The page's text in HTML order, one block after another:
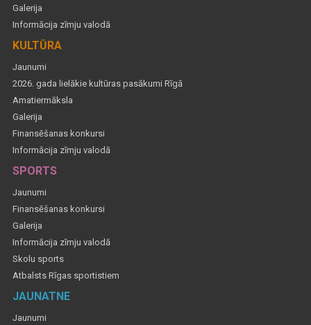
Galerija
Informācija zīmju valodā
KULTŪRA
Jaunumi
2026. gada lielākie kultūras pasākumi Rīgā
Amatiermāksla
Galerija
Finansēšanas konkursi
Informācija zīmju valodā
SPORTS
Jaunumi
Finansēšanas konkursi
Galerija
Informācija zīmju valodā
Skolu sports
Atbalsts Rīgas sportistiem
JAUNATNE
Jaunumi